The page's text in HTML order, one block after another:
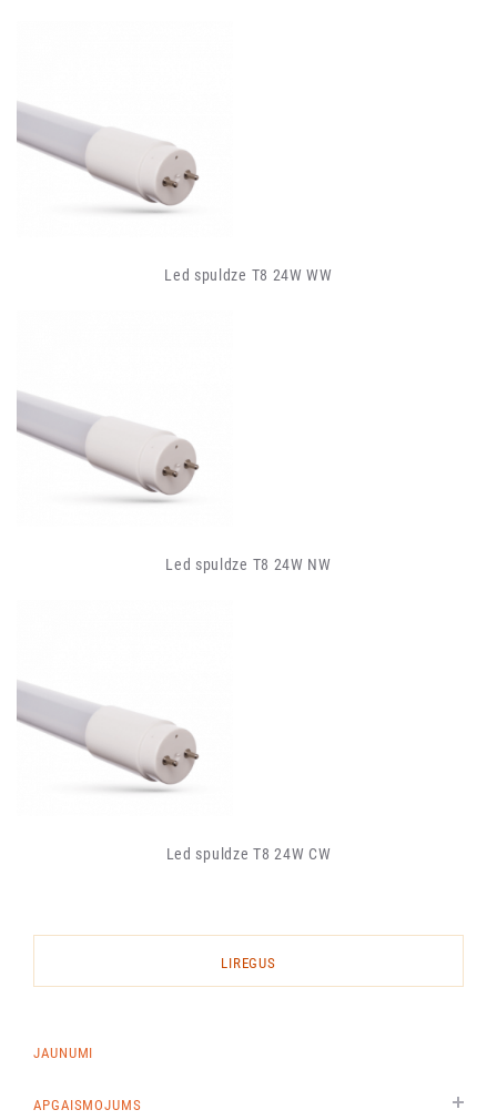
Led spuldze T8 24W WW
Led spuldze T8 24W NW
Led spuldze T8 24W CW
LIREGUS
JAUNUMI
APGAISMOJUMS